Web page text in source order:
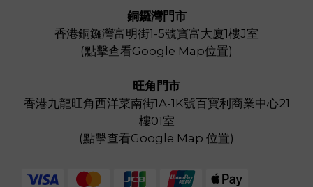
銅鑼灣門市
香港銅鑼灣富明街1-5號寶富大廈1樓J室
(點擊查看Google Map位置)
旺角門市
香港九龍旺角西洋菜南街1A-1K號百寶利商業中心21
樓01室
(點擊查看Google Map 位置)